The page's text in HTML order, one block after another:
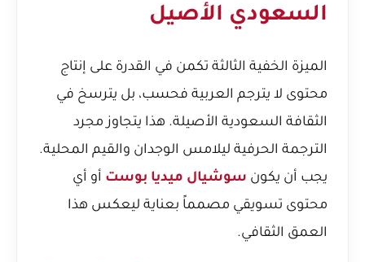
السعودي الأصيل
الميزة الخفية الثالثة تكمن في القدرة على إنتاج
محتوى لا يترجم العربية فحسب، بل يترسخ في
الثقافة السعودية الأصيلة. هذا يتجاوز مجرد
الترجمة الحرفية ليلامس الوجدان والقيم المحلية.
يجب أن يكون سوشيال ميديا بوست أو أي
محتوى تسويقي مصمماً بعناية ليعكس هذا
العمق الثقافي.